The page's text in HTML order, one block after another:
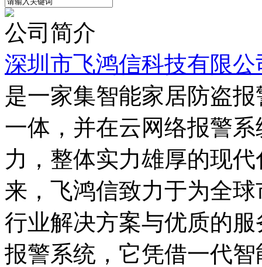
公司简介
深圳市飞鸿信科技有限公
是一家集智能家居防盗
一体，并在云网络报警
力，整体实力雄厚的现
来，飞鸿信致力于为全
行业解决方案与优质的
报警系统，它凭借一代